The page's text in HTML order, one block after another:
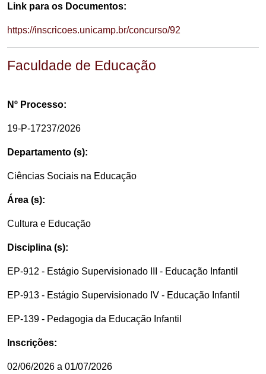
Link para os Documentos:
https://inscricoes.unicamp.br/concurso/92
Faculdade de Educação
Nº Processo:
19-P-17237/2026
Departamento (s):
Ciências Sociais na Educação
Área (s):
Cultura e Educação
Disciplina (s):
EP-912 - Estágio Supervisionado III - Educação Infantil
EP-913 - Estágio Supervisionado IV - Educação Infantil
EP-139 - Pedagogia da Educação Infantil
Inscrições:
02/06/2026 a 01/07/2026